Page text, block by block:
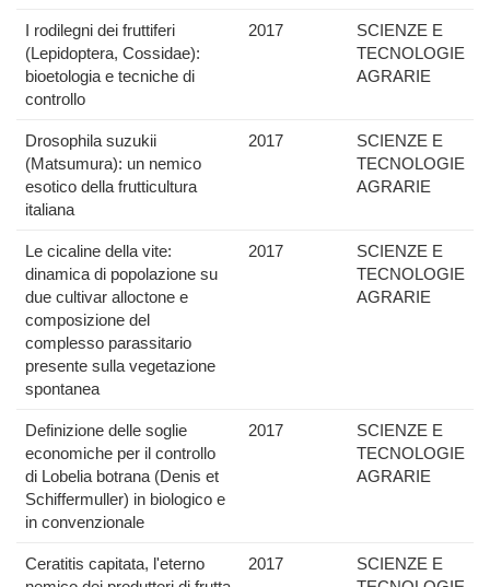
I rodilegni dei fruttiferi
(Lepidoptera, Cossidae):
bioetologia e tecniche di
controllo
2017
SCIENZE E
TECNOLOGIE
AGRARIE
Drosophila suzukii
(Matsumura): un nemico
esotico della frutticultura
italiana
2017
SCIENZE E
TECNOLOGIE
AGRARIE
Le cicaline della vite:
dinamica di popolazione su
due cultivar alloctone e
composizione del
complesso parassitario
presente sulla vegetazione
spontanea
2017
SCIENZE E
TECNOLOGIE
AGRARIE
Definizione delle soglie
economiche per il controllo
di Lobelia botrana (Denis et
Schiffermuller) in biologico e
in convenzionale
2017
SCIENZE E
TECNOLOGIE
AGRARIE
Ceratitis capitata, l'eterno
2017
SCIENZE E